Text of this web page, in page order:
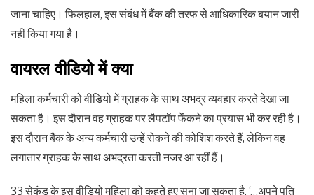
जाना चाहिए। फिलहाल, इस संबंध में बैंक की तरफ से आधिकारिक बयान जारी
नहीं किया गया है।
वायरल वीडियो में क्या
महिला कर्मचारी को वीडियो में ग्राहक के साथ अभद्र व्यवहार करते देखा जा
सकता है। इस दौरान वह ग्राहक पर लैपटॉप फेंकने का प्रयास भी कर रही है।
इस दौरान बैंक के अन्य कर्मचारी उन्हें रोकने की कोशिश करते हैं, लेकिन वह
लगातार ग्राहक के साथ अभद्रता करती नजर आ रहीं हैं।
33 सेकंड के इस वीडियो महिला को कहते हुए सुना जा सकता है, ‘…अपने पति